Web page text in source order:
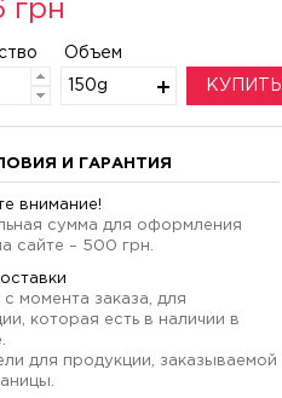
грн
Объем
150g КУПИТЬ
И ГАРАНТИЯ
внимание!
сумма для оформления
сайте – 500 грн.
с момента заказа, для
которая есть в наличии в
для продукции, заказываемой